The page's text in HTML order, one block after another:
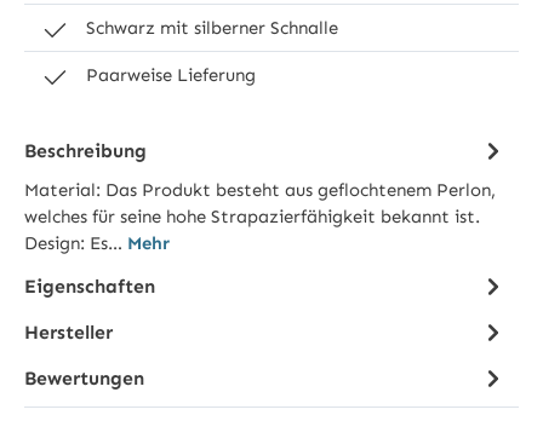
Schwarz mit silberner Schnalle
Paarweise Lieferung
Beschreibung
Material: Das Produkt besteht aus geflochtenem Perlon,
welches für seine hohe Strapazierfähigkeit bekannt ist.
Design: Es… Mehr
Eigenschaften
Hersteller
Bewertungen